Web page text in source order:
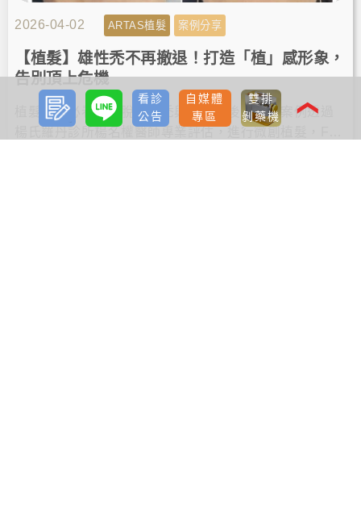
2026-04-02 ARTAS植髮 案例分享
【植髮】雄性禿不再撤退！打造「植」感形象，
告別頂上危機
植髮推薦必看！擺脫雄性禿與髮際線後退，本案例透過
雙排
剝藥機
自媒體
專區
看診
公告
預約
諮詢
LINE
❮